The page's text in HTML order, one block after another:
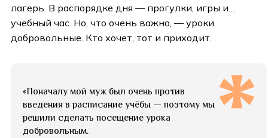
лагерь. В распорядке дня — прогулки, игры и…
учебный час. Но, что очень важно, — уроки
добровольные. Кто хочет, тот и приходит.
«Поначалу мой муж был очень против
введения в расписание учёбы — поэтому мы
решили сделать посещение урока
добровольным.